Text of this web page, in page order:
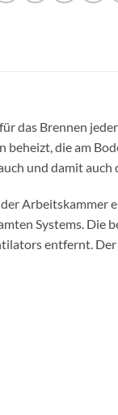
das Brennen
die am
und damit auch
Arbeitskammer
Systems.
entfernt. Der